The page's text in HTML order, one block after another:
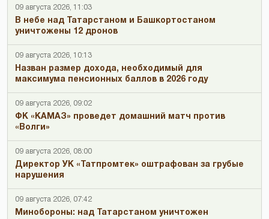
09 августа 2026, 11:03
В небе над Татарстаном и Башкортостаном
уничтожены 12 дронов
09 августа 2026, 10:13
Назван размер дохода, необходимый для
максимума пенсионных баллов в 2026 году
09 августа 2026, 09:02
ФК «КАМАЗ» проведет домашний матч против
«Волги»
09 августа 2026, 08:00
Директор УК «Татпромтек» оштрафован за грубые
нарушения
09 августа 2026, 07:42
Минобороны: над Татарстаном уничтожен